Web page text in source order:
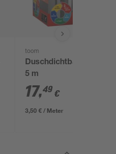
toom
Duschdichtband grau
5 m
17,49 €
3,50 € / Meter